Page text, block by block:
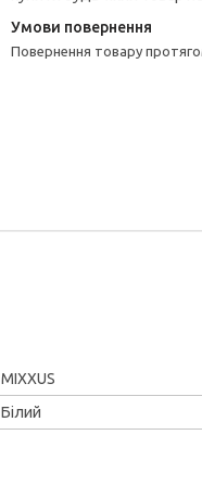
повернення товару
MIXXUS
Білий